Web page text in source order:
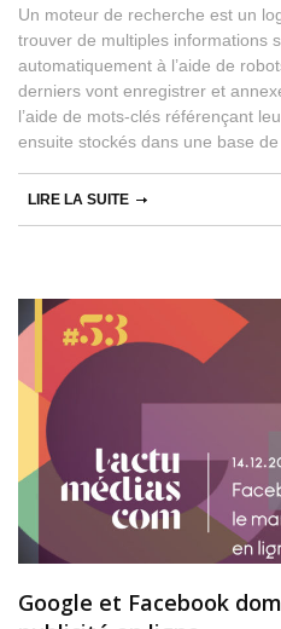
Un moteur de recherche est un
trouver de multiples informations
automatiquement à l’aide de
derniers vont enregistrer et
l’aide de mots-clés référençant
ensuite stockés dans une base
LIRE LA SUITE
Google et Facebook